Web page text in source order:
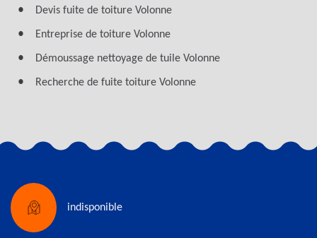
Devis fuite de toiture Volonne
Entreprise de toiture Volonne
Démoussage nettoyage de tuile Volonne
Recherche de fuite toiture Volonne
indisponible